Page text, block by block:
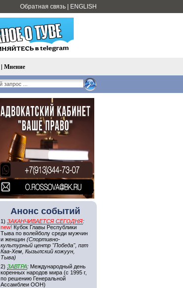
Обратная связь ENGLISH
| Мнение
Анонс событий
1) ЗАКАНЧИВАЕТСЯ СЕГОДНЯ:
new! Кубок Главы Республики
Тыва по волейболу среди мужчин
и женщин (Спортивно-
культурный центр "Победа", пгт
Каа-Хем, Кызылский кожуун,
Тыва)
2) ЗАВТРА: Международный день
коренных народов мира (с 1995 г,
по решению Генеральной
Ассамблеи ООН)